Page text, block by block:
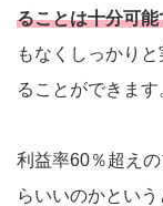
ることは十分可能
もなくしっかり
ることができます
利益率60％超え
らいいのかとい